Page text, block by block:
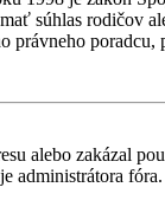
súhlas rodičov
právneho
alebo zakázal
administrátora fóra.